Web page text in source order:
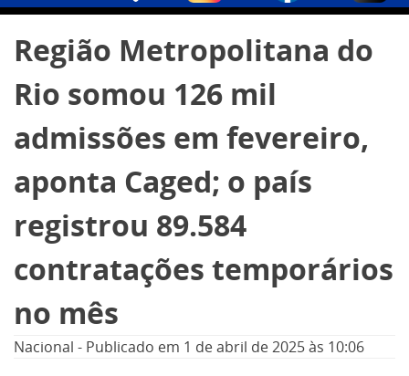
Geral
Cidades
Política
Opinião
Informe especial
por:
Região Metropolitana do
Rio somou 126 mil
admissões em fevereiro,
aponta Caged; o país
registrou 89.584
contratações temporários
no mês
Nacional - Publicado em 1 de abril de 2025às 10:06